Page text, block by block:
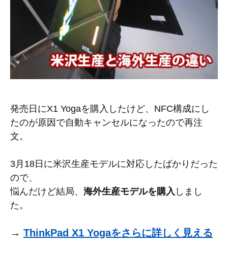
発売日にX1 Yogaを購入したけど、NFC構成にし
たのが原因で自動キャンセルになったので再注
文。
3月18日に米沢生産モデルに対応したばかりだった
ので、
悩んだけど結局、 海外生産モデルを購入 しまし
た。
→ ThinkPad X1 Yogaをさらに詳しく見える